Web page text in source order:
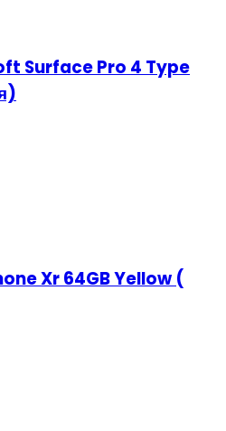
Surface Pro 4 Type
Xr 64GB Yellow (